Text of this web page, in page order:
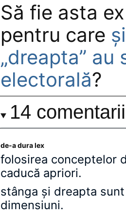
Să fie asta
pentru care
„dreapta”
electorală?
14 comentarii
de-a dura lex
folosirea conceptelor
caducă apriori.
stânga şi dreapta
dimensiuni.